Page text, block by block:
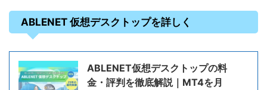
ABLENET 仮想デスクトップを詳しく
ABLENET仮想デスクトップの料
金・評判を徹底解説｜MT4を月